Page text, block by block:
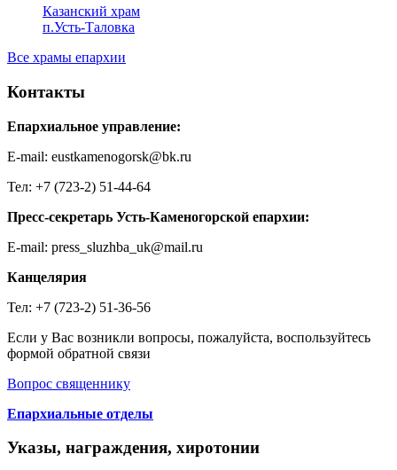
Казанский храм
п.Усть-Таловка
Все храмы епархии
Контакты
Епархиальное управление:
E-mail: eustkamenogorsk@bk.ru
Тел: +7 (723-2) 51-44-64
Пресс-секретарь Усть-Каменогорской епархии:
E-mail: press_sluzhba_uk@mail.ru
Канцелярия
Тел: +7 (723-2) 51-36-56
Если у Вас возникли вопросы, пожалуйста, воспользуйтесь
формой обратной связи
Вопрос священнику
Епархиальные отделы
Указы, награждения, хиротонии